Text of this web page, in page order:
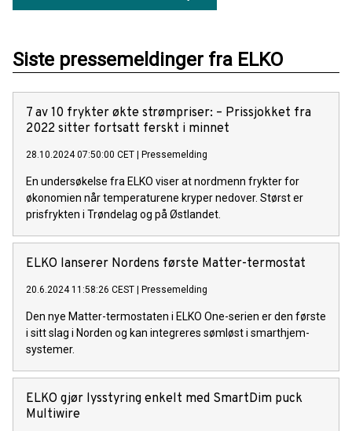
Siste pressemeldinger fra ELKO
7 av 10 frykter økte strømpriser: – Prissjokket fra
2022 sitter fortsatt ferskt i minnet
28.10.2024 07:50:00 CET Pressemelding
En undersøkelse fra ELKO viser at nordmenn frykter for
økonomien når temperaturene kryper nedover. Størst er
prisfrykten i Trøndelag og på Østlandet.
ELKO lanserer Nordens første Matter-termostat
20.6.2024 11:58:26 CEST Pressemelding
Den nye Matter-termostaten i ELKO One-serien er den første
i sitt slag i Norden og kan integreres sømløst i smarthjem-
systemer.
ELKO gjør lysstyring enkelt med SmartDim puck
Multiwire